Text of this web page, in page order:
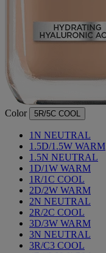
Color 5R/5C COOL
1N NEUTRAL
1.5D/1.5W WARM
1.5N NEUTRAL
1D/1W WARM
1R/1C COOL
2D/2W WARM
2N NEUTRAL
2R/2C COOL
3D/3W WARM
3N NEUTRAL
3R/C3 COOL